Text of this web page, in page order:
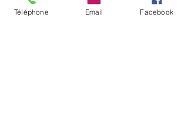
Téléphone Email Facebook